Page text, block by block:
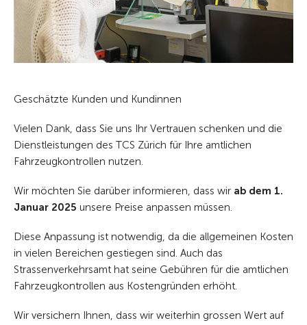
Geschätzte Kunden und Kundinnen
Vielen Dank, dass Sie uns Ihr Vertrauen schenken und die
Dienstleistungen des TCS Zürich für Ihre amtlichen
Fahrzeugkontrollen nutzen.
Wir möchten Sie darüber informieren, dass wir ab dem 1.
Januar 2025 unsere Preise anpassen müssen.
Diese Anpassung ist notwendig, da die allgemeinen Kosten
in vielen Bereichen gestiegen sind. Auch das
Strassenverkehrsamt hat seine Gebühren für die amtlichen
Fahrzeugkontrollen aus Kostengründen erhöht.
Wir versichern Ihnen, dass wir weiterhin grossen Wert auf